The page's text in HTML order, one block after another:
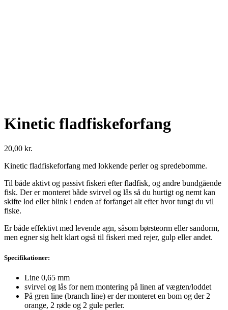
Kinetic fladfiskeforfang
20,00 kr.
Kinetic fladfiskeforfang med lokkende perler og spredebomme.
Til både aktivt og passivt fiskeri efter fladfisk, og andre bundgående
fisk. Der er monteret både svirvel og lås så du hurtigt og nemt kan
skifte lod eller blink i enden af forfanget alt efter hvor tungt du vil
fiske.
Er både effektivt med levende agn, såsom børsteorm eller sandorm,
men egner sig helt klart også til fiskeri med rejer, gulp eller andet.
Specifikationer:
Line 0,65 mm
svirvel og lås for nem montering på linen af vægten/loddet
På gren line (branch line) er der monteret en bom og der 2
orange, 2 røde og 2 gule perler.